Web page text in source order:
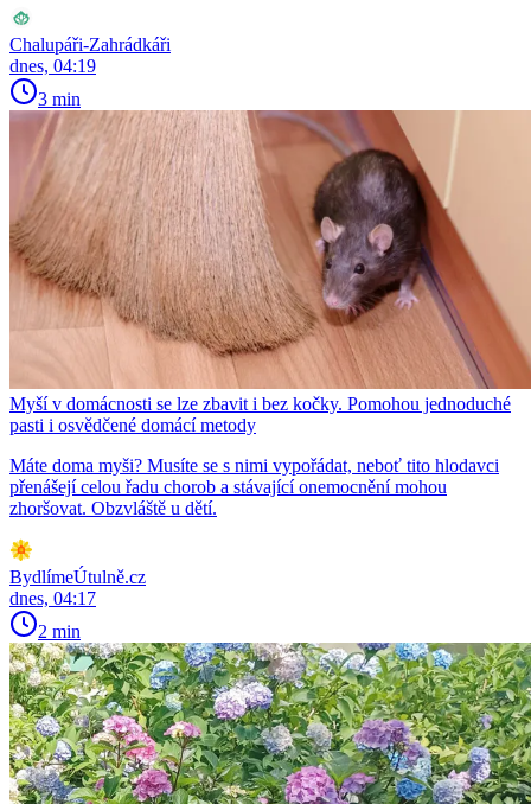
Chalupáři-Zahrádkáři
dnes, 04:19
3 min
Myší v domácnosti se lze zbavit i bez kočky. Pomohou jednoduché
pasti i osvědčené domácí metody
Máte doma myši? Musíte se s nimi vypořádat, neboť tito hlodavci
přenášejí celou řadu chorob a stávající onemocnění mohou
zhoršovat. Obzvláště u dětí.
BydlímeÚtulně.cz
dnes, 04:17
2 min